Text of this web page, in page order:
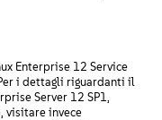
Enterprise 12 Service
i dettagli riguardanti il
Server 12 SP1,
visitare invece